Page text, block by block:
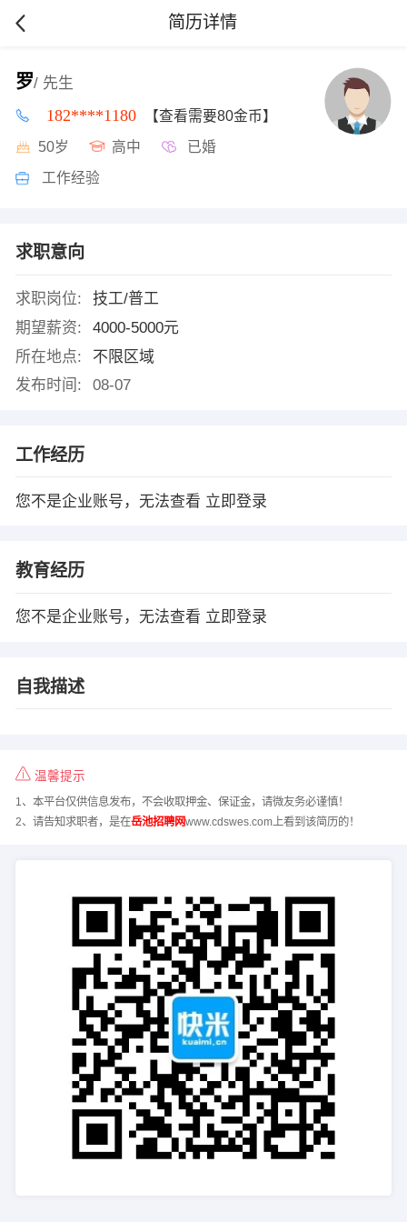
简历详情
罗/ 先生
182****1180 【查看需要80金币】
50岁 高中 已婚
工作经验
求职意向
求职岗位:
技工/普工
期望薪资:
4000-5000元
所在地点:
不限区域
发布时间:
08-07
工作经历
您不是企业账号，无法查看 立即登录
教育经历
您不是企业账号，无法查看 立即登录
自我描述
温馨提示
1、本平台仅供信息发布，不会收取押金、保证金，请微友务必谨慎！
2、请告知求职者，是在岳池招聘网www.cdswes.com上看到该简历的！